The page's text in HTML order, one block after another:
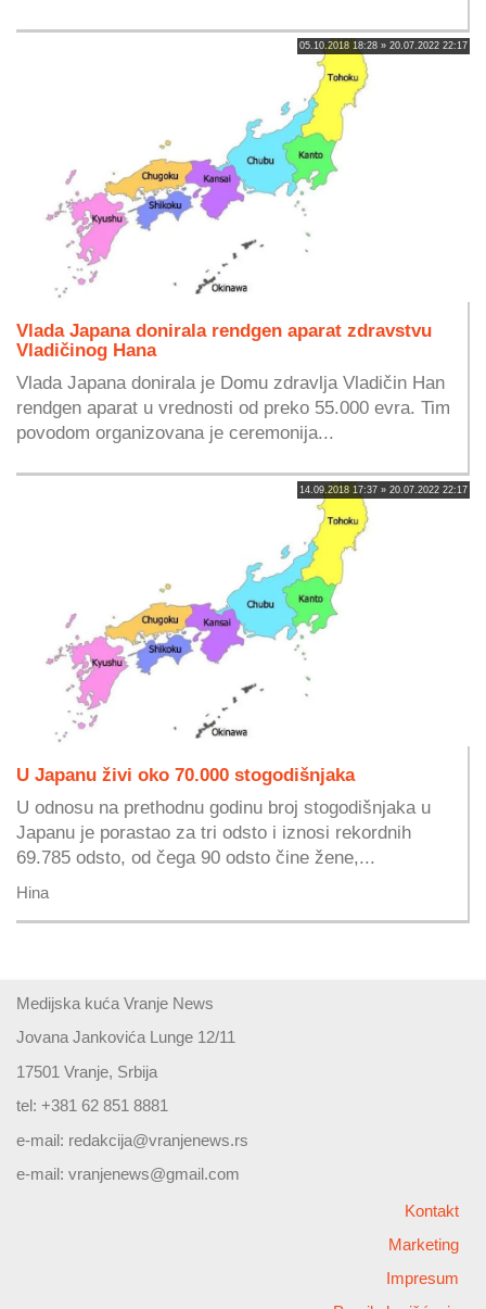
05.10.2018 18:28 » 20.07.2022 22:17
Vlada Japana donirala rendgen aparat zdravstvu
Vladičinog Hana
Vlada Japana donirala je Domu zdravlja Vladičin Han
rendgen aparat u vrednosti od preko 55.000 evra. Tim
povodom organizovana je ceremonija...
14.09.2018 17:37 » 20.07.2022 22:17
U Japanu živi oko 70.000 stogodišnjaka
U odnosu na prethodnu godinu broj stogodišnjaka u
Japanu je porastao za tri odsto i iznosi rekordnih
69.785 odsto, od čega 90 odsto čine žene,...
Hina
Medijska kuća Vranje News
Jovana Jankovića Lunge 12/11
17501 Vranje, Srbija
tel: +381 62 851 8881
e-mail: redakcija@vranjenews.rs
e-mail: vranjenews@gmail.com
Kontakt
Marketing
Impresum